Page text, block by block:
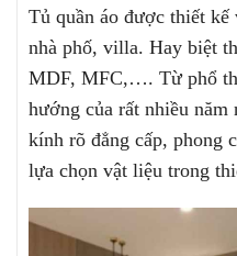
Tủ quần áo được thiết kế
nhà phố, villa. Hay biệt
MDF, MFC,…. Từ phổ
hướng của rất nhiều năm
kính rõ đẳng cấp, phong
lựa chọn vật liệu trong